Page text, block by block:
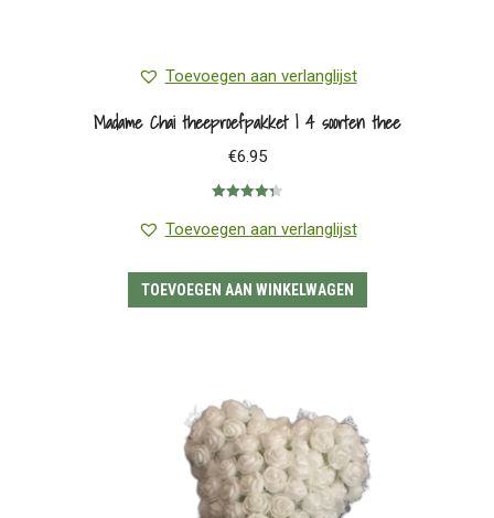
Toevoegen aan verlanglijst
Madame Chai theeproefpakket | 4 soorten thee
€6.95
4.33uit 5
Toevoegen aan verlanglijst
TOEVOEGEN AAN WINKELWAGEN